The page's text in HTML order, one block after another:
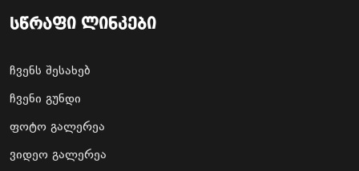
სწრაფი ლინკები
ჩვენს შესახებ
ჩვენი გუნდი
ფოტო გალერეა
ვიდეო გალერეა